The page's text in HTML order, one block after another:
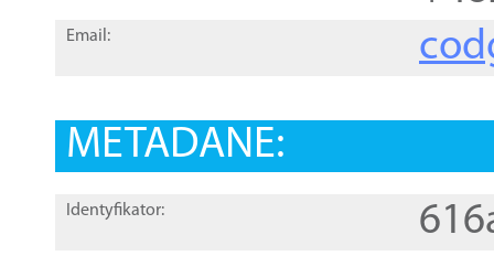
Email:
METADANE:
Identyfikator: